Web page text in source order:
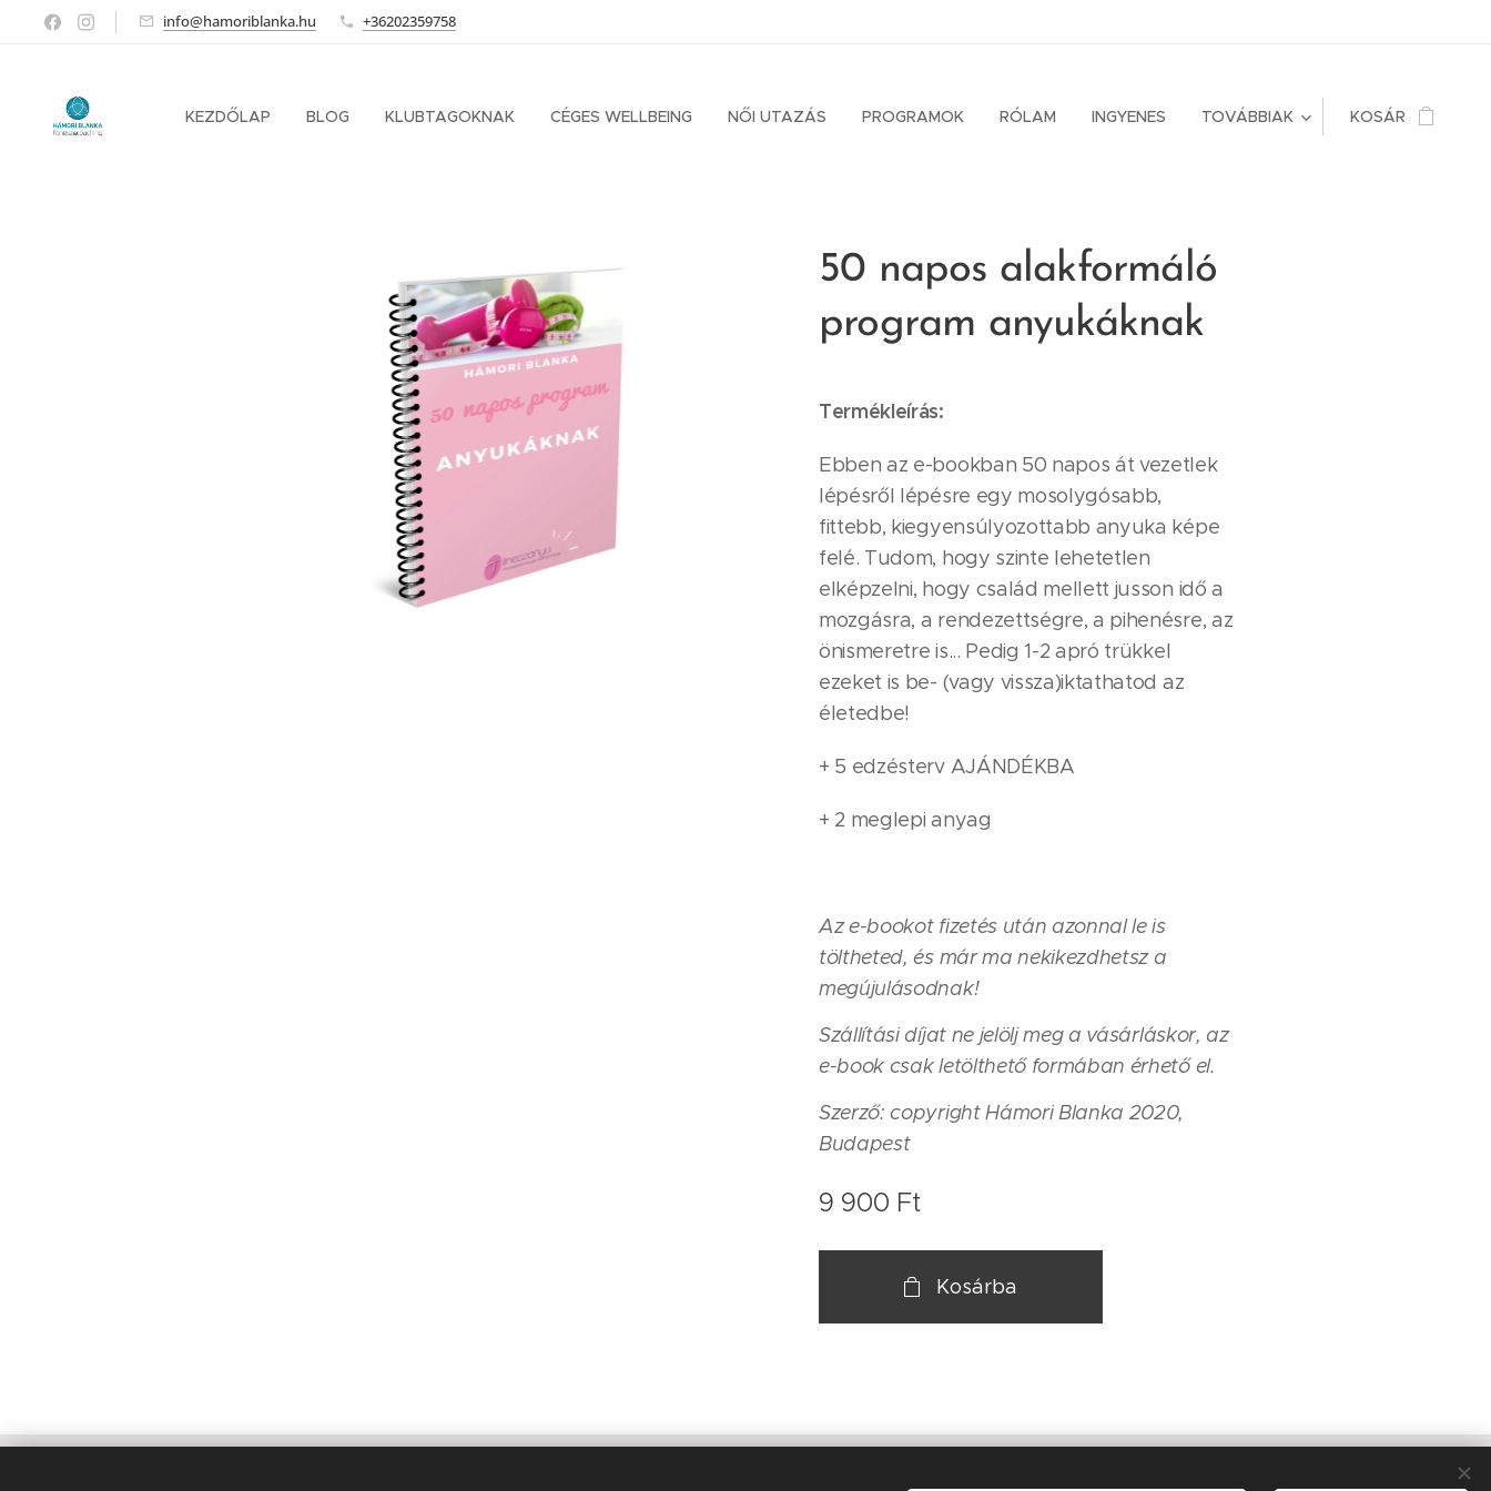
info@hamoriblanka.hu +36202359758
KEZDŐLAP BLOG KLUBTAGOKNAK CÉGES WELLBEING NŐI UTAZÁS PROGRAMOK RÓLAM INGYENES TOVÁBBIAK KOSÁR
50 napos alakformáló
program anyukáknak
Termékleírás:
Ebben az e-bookban 50 napos át vezetlek
lépésről lépésre egy mosolygósabb,
fittebb, kiegyensúlyozottabb anyuka képe
felé. Tudom, hogy szinte lehetetlen
elképzelni, hogy család mellett jusson idő a
mozgásra, a rendezettségre, a pihenésre, az
önismeretre is... Pedig 1-2 apró trükkel
ezeket is be- (vagy vissza)iktathatod az
életedbe!
+ 5 edzésterv AJÁNDÉKBA
+ 2 meglepi anyag
Az e-bookot fizetés után azonnal le is
töltheted, és már ma nekikezdhetsz a
megújulásodnak!
Szállítási díjat ne jelölj meg a vásárláskor, az
e-book csak letölthető formában érhető el.
Szerző: copyright Hámori Blanka 2020,
Budapest
9 900 Ft
Kosárba